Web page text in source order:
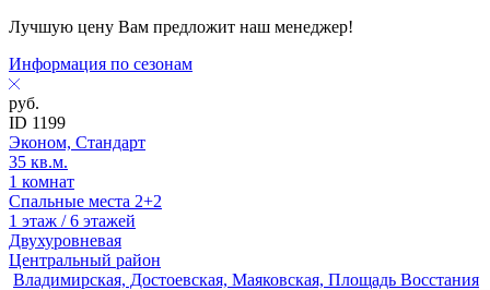
Лучшую цену Вам предложит наш менеджер!
Информация по сезонам
руб.
ID 1199
Эконом, Стандарт
35 кв.м.
1 комнат
Спальные места 2+2
1 этаж / 6 этажей
Двухуровневая
Центральный район
Владимирская, Достоевская, Маяковская, Площадь Восстания